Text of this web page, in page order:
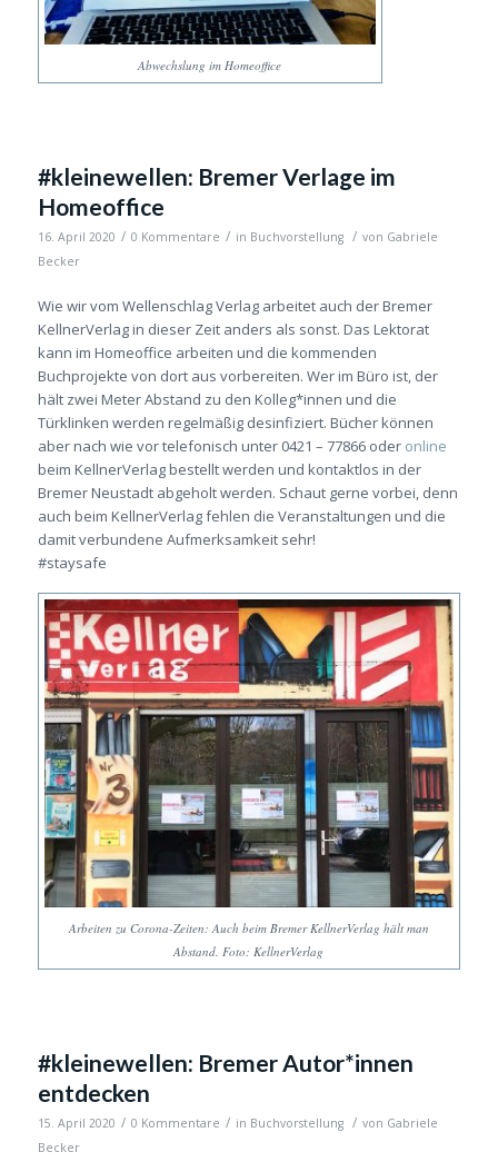
Abwechslung im Homeoffice
#kleinewellen: Bremer Verlage im
Homeoffice
16. April 2020 / 0 Kommentare / in Buchvorstellung / von Gabriele
Becker
Wie wir vom Wellenschlag Verlag arbeitet auch der Bremer
KellnerVerlag in dieser Zeit anders als sonst. Das Lektorat
kann im Homeoffice arbeiten und die kommenden
Buchprojekte von dort aus vorbereiten. Wer im Büro ist, der
hält zwei Meter Abstand zu den Kolleg*innen und die
Türklinken werden regelmäßig desinfiziert. Bücher können
aber nach wie vor telefonisch unter 0421 – 77866 oder online
beim KellnerVerlag bestellt werden und kontaktlos in der
Bremer Neustadt abgeholt werden. Schaut gerne vorbei, denn
auch beim KellnerVerlag fehlen die Veranstaltungen und die
damit verbundene Aufmerksamkeit sehr!
#staysafe
Arbeiten zu Corona-Zeiten: Auch beim Bremer KellnerVerlag hält man
Abstand. Foto: KellnerVerlag
#kleinewellen: Bremer Autor*innen
entdecken
15. April 2020 / 0 Kommentare / in Buchvorstellung / von Gabriele
Becker